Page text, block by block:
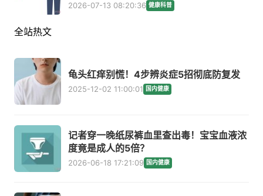
2026-07-13 08:20:36 健康科普
全站热文
龟头红痒别慌！4步辨炎症5招彻底防复发
2025-12-02 11:00:01 国内健康
记者穿一晚纸尿裤血里查出毒！宝宝血液浓
度竟是成人的5倍？
2026-06-18 17:21:09 国内健康